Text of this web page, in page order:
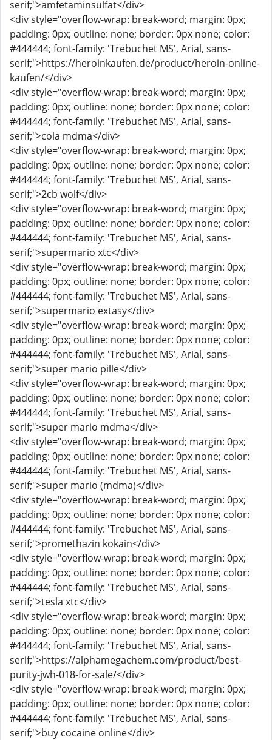
serif;">amfetaminsulfat</div>
<div style="overflow-wrap: break-word; margin: 0px;
padding: 0px; outline: none; border: 0px none; color:
#444444; font-family: 'Trebuchet MS', Arial, sans-
serif;">https://heroinkaufen.de/product/heroin-online-
kaufen/</div>
<div style="overflow-wrap: break-word; margin: 0px;
padding: 0px; outline: none; border: 0px none; color:
#444444; font-family: 'Trebuchet MS', Arial, sans-
serif;">cola mdma</div>
<div style="overflow-wrap: break-word; margin: 0px;
padding: 0px; outline: none; border: 0px none; color:
#444444; font-family: 'Trebuchet MS', Arial, sans-
serif;">2cb wolf</div>
<div style="overflow-wrap: break-word; margin: 0px;
padding: 0px; outline: none; border: 0px none; color:
#444444; font-family: 'Trebuchet MS', Arial, sans-
serif;">supermario xtc</div>
<div style="overflow-wrap: break-word; margin: 0px;
padding: 0px; outline: none; border: 0px none; color:
#444444; font-family: 'Trebuchet MS', Arial, sans-
serif;">supermario extasy</div>
<div style="overflow-wrap: break-word; margin: 0px;
padding: 0px; outline: none; border: 0px none; color:
#444444; font-family: 'Trebuchet MS', Arial, sans-
serif;">super mario pille</div>
<div style="overflow-wrap: break-word; margin: 0px;
padding: 0px; outline: none; border: 0px none; color:
#444444; font-family: 'Trebuchet MS', Arial, sans-
serif;">super mario mdma</div>
<div style="overflow-wrap: break-word; margin: 0px;
padding: 0px; outline: none; border: 0px none; color:
#444444; font-family: 'Trebuchet MS', Arial, sans-
serif;">super mario (mdma)</div>
<div style="overflow-wrap: break-word; margin: 0px;
padding: 0px; outline: none; border: 0px none; color:
#444444; font-family: 'Trebuchet MS', Arial, sans-
serif;">promethazin kokain</div>
<div style="overflow-wrap: break-word; margin: 0px;
padding: 0px; outline: none; border: 0px none; color:
#444444; font-family: 'Trebuchet MS', Arial, sans-
serif;">tesla xtc</div>
<div style="overflow-wrap: break-word; margin: 0px;
padding: 0px; outline: none; border: 0px none; color:
#444444; font-family: 'Trebuchet MS', Arial, sans-
serif;">https://alphamegachem.com/product/best-
purity-jwh-018-for-sale/</div>
<div style="overflow-wrap: break-word; margin: 0px;
padding: 0px; outline: none; border: 0px none; color:
#444444; font-family: 'Trebuchet MS', Arial, sans-
serif;">buy cocaine online</div>